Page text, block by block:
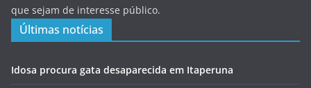
que sejam de interesse público.
Últimas notícias
Idosa procura gata desaparecida em Itaperuna